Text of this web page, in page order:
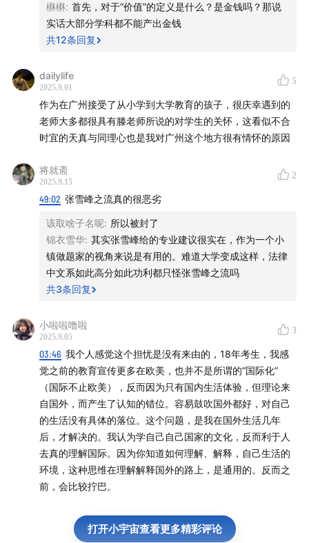
楙楙: 首先，对于“价值”的定义是什么？是金钱吗？那说
实话大部分学科都不能产出金钱
共12条回复
dailylife
2025.9.01
5
作为在广州接受了从小学到大学教育的孩子，很庆幸遇到的
老师大多都很具有滕老师所说的对学生的关怀，这看似不合
时宜的天真与同理心也是我对广州这个地方很有情怀的原因
将就斋
2025.9.15
2
49:02 张雪峰之流真的很恶劣
该取啥子名呢: 所以被封了
锦衣雪华: 其实张雪峰给的专业建议很实在，作为一个小
镇做题家的视角来说是有用的。难道大学变成这样，法律
中文系如此高分如此功利都只怪张雪峰之流吗
共3条回复
小啦啦噜啦
2025.9.05
3
03:46 我个人感觉这个担忧是没有来由的，18年考生，我感
觉之前的教育宣传更多在欧美，也并不是所谓的“国际化”
（国际不止欧美），反而因为只有国内生活体验，但理论来
自国外，而产生了认知的错位。容易鼓吹国外都好，对自己
的生活没有具体的落位。这个问题，是我在国外生活几年
后，才解决的。我认为学自己自己国家的文化，反而利于人
去真的理解国际。因为你知道如何理解、解释，自己生活的
环境，这种思维在理解解释国外的路上，是通用的。反而之
前，会比较拧巴。
打开小宇宙查看更多精彩评论